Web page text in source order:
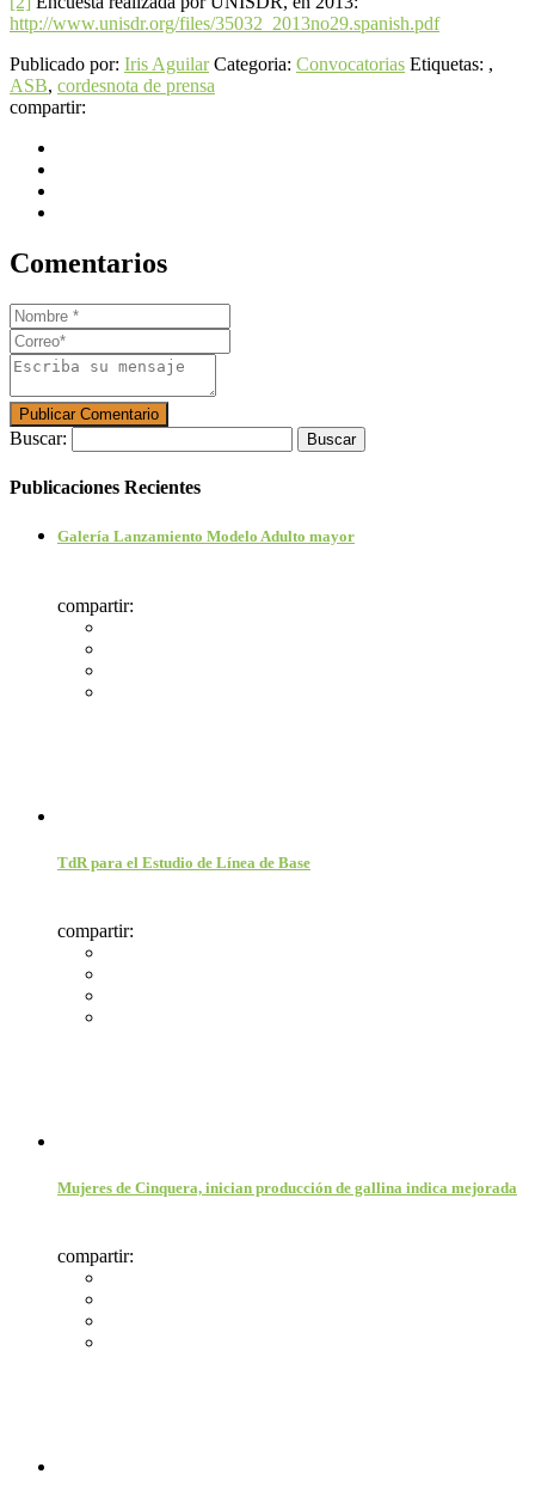
http://www.unisdr.org/files/35032_2013no29.spanish.pdf
Publicado por: Iris Aguilar Categoria: Convocatorias Etiquetas: ,
ASB, cordesnota de prensa
compartir:
Comentarios
Buscar:
Publicaciones Recientes
Galería Lanzamiento Modelo Adulto mayor
compartir:
TdR para el Estudio de Línea de Base
compartir:
Mujeres de Cinquera, inician producción de gallina indica mejorada
compartir: